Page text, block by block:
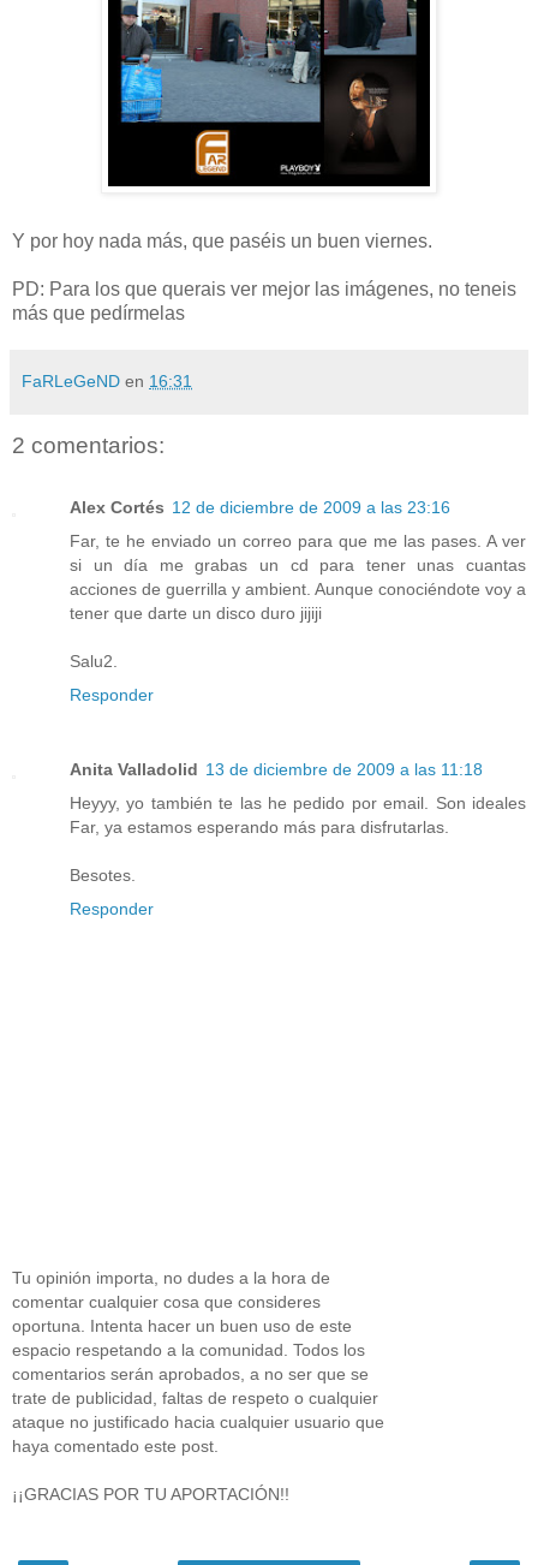
Y por hoy nada más, que paséis un buen viernes.
PD: Para los que querais ver mejor las imágenes, no teneis
más que pedírmelas
FaRLeGeND en 16:31
2 comentarios:
Alex Cortés 12 de diciembre de 2009 a las 23:16
Far, te he enviado un correo para que me las pases. A ver
si un día me grabas un cd para tener unas cuantas
acciones de guerrilla y ambient. Aunque conociéndote voy a
tener que darte un disco duro jijiji
Salu2.
Responder
Anita Valladolid 13 de diciembre de 2009 a las 11:18
Heyyy, yo también te las he pedido por email. Son ideales
Far, ya estamos esperando más para disfrutarlas.
Besotes.
Responder
Tu opinión importa, no dudes a la hora de
comentar cualquier cosa que consideres
oportuna. Intenta hacer un buen uso de este
espacio respetando a la comunidad. Todos los
comentarios serán aprobados, a no ser que se
trate de publicidad, faltas de respeto o cualquier
ataque no justificado hacia cualquier usuario que
haya comentado este post.
¡¡GRACIAS POR TU APORTACIÓN!!